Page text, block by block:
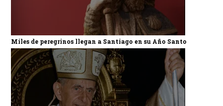
Miles de peregrinos llegan a Santiago en su Año Santo